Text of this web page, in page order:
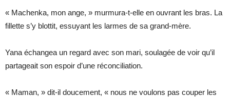
« Machenka, mon ange, » murmura-t-elle en ouvrant les bras. La
fillette s’y blottit, essuyant les larmes de sa grand-mère.
Yana échangea un regard avec son mari, soulagée de voir qu’il
partageait son espoir d’une réconciliation.
« Maman, » dit-il doucement, « nous ne voulons pas couper les